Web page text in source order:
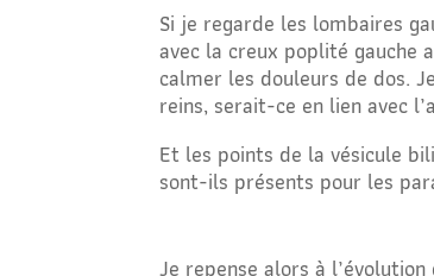
Si je regarde les lombaires
avec la creux poplité gauche
calmer les douleurs de dos.
reins, serait-ce en lien avec
Et les points de la vésicule
sont-ils présents pour les
Je repense alors à